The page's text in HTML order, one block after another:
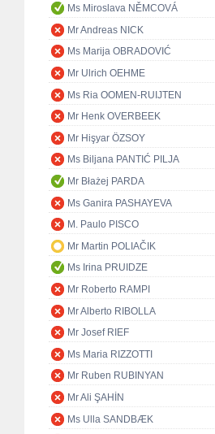
Ms Miroslava NĚMCOVÁ
Mr Andreas NICK
Ms Marija OBRADOVIĆ
Mr Ulrich OEHME
Ms Ria OOMEN-RUIJTEN
Mr Henk OVERBEEK
Mr Hişyar ÖZSOY
Ms Biljana PANTIĆ PILJA
Mr Błażej PARDA
Ms Ganira PASHAYEVA
M. Paulo PISCO
Mr Martin POLIAČIK
Ms Irina PRUIDZE
Mr Roberto RAMPI
Mr Alberto RIBOLLA
Mr Josef RIEF
Ms Maria RIZZOTTI
Mr Ruben RUBINYAN
Mr Ali ŞAHİN
Ms Ulla SANDBÆK